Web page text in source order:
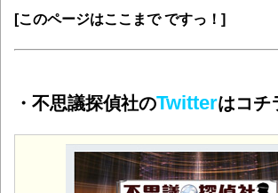
[このページはここまで ですっ！]
・不思議探偵社のTwitterはコチ